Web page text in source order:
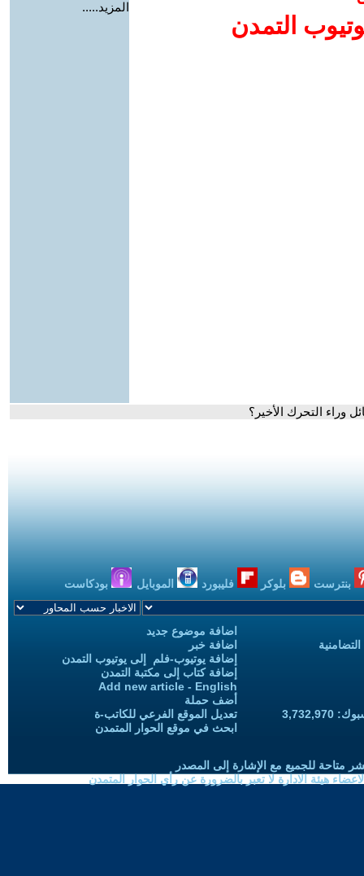
التمدن
المزيد.....
وراء التحرك الأخير؟
بنترست بلوكر فليبورد الموبايل بودكاست
اضافة موضوع جديد
اضافة خبر
إضافة يوتيوب-فلم إلى يوتيوب التمدن
إضافة كتاب إلى مكتبة التمدن
Add new article - English
أضف حملة
تعديل الموقع الفرعي للكاتب-ة
ابحث في موقع الحوار المتمدن
متاحة للجميع مع الإشارة إلى المصدر
هيئة الادارة لا تعبر بالضرورة عن رأي الحوار المتمدن